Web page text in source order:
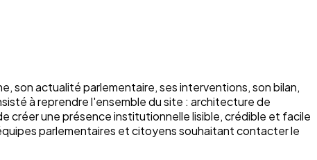
son actualité parlementaire, ses interventions, son bilan,
à reprendre l'ensemble du site : architecture de
créer une présence institutionnelle lisible, crédible et facile
parlementaires et citoyens souhaitant contacter le